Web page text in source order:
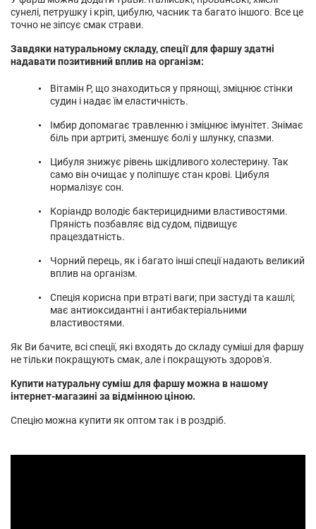
сунелі, петрушку і кріп, цибулю, часник та багато іншого. Все це
точно не зіпсує смак страви.
Завдяки натуральному складу, спеції для фаршу здатні
надавати позитивний вплив на організм:
Вітамін Р, що знаходиться у прянощі, зміцнює стінки
судин і надає їм еластичність.
Імбир допомагає травленню і зміцнює імунітет. Знімає
біль при артриті, зменшує болі у шлунку, спазми.
Цибуля знижує рівень шкідливого холестерину. Так
само він очищає у поліпшує стан крові. Цибуля
нормалізує сон.
Коріандр володіє бактерицидними властивостями.
Пряність позбавляє від судом, підвищує
працездатність.
Чорний перець, як і багато інші спеції надають великий
вплив на організм.
Спеція корисна при втраті ваги; при застуді та кашлі;
має антиоксидантні і антибактеріальними
властивостями.
Як Ви бачите, всі спеції, які входять до складу суміші для фаршу
не тільки покращують смак, але і покращують здоров'я.
Купити натуральну суміш для фаршу можна в нашому
інтернет-магазині за відмінною ціною.
Спецію можна купити як оптом так і в роздріб.